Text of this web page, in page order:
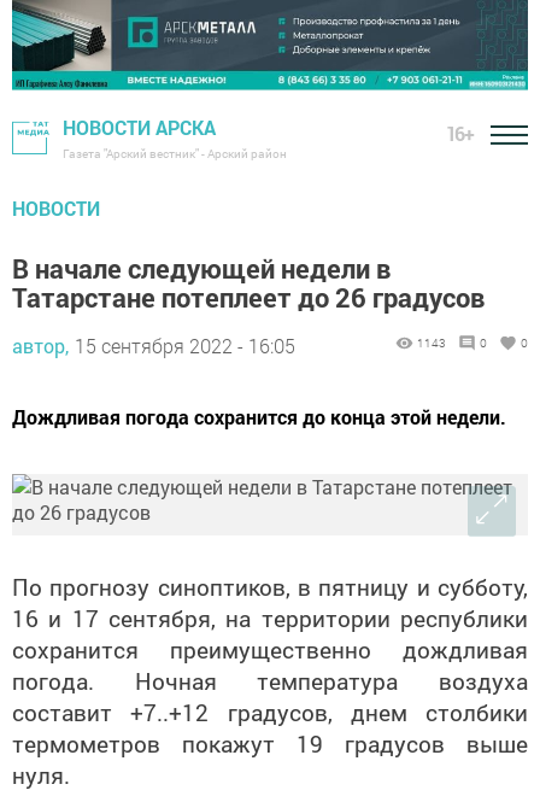
НОВОСТИ АРСКА
Газета "Арский вестник" - Арский район
16+
НОВОСТИ
В начале следующей недели в
Татарстане потеплеет до 26 градусов
автор, 15 сентября 2022 - 16:05 1143 0 0
Дождливая погода сохранится до конца этой недели.
По прогнозу синоптиков, в пятницу и субботу,
16 и 17 сентября, на территории республики
сохранится преимущественно дождливая
погода. Ночная температура воздуха
составит +7..+12 градусов, днем столбики
термометров покажут 19 градусов выше
нуля.